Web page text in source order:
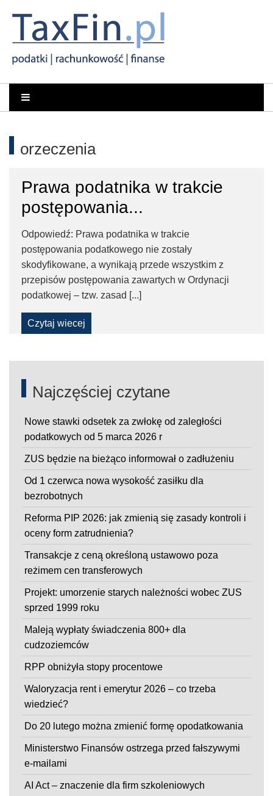
Rachunkowość,
Podatki,
VAT,
Orzeczenia
NSA
WSA
–
Taxfin.pl
Portal
dla
księgowych
orzeczenia
Prawa podatnika w trakcie
postępowania...
Odpowiedź: Prawa podatnika w trakcie
postępowania podatkowego nie zostały
skodyfikowane, a wynikają przede wszystkim z
przepisów postępowania zawartych w Ordynacji
podatkowej – tzw. zasad [...]
Czytaj wiecej
Najczęściej czytane
Nowe stawki odsetek za zwłokę od zaległości
podatkowych od 5 marca 2026 r
ZUS będzie na bieżąco informował o zadłużeniu
Od 1 czerwca nowa wysokość zasiłku dla
bezrobotnych
Reforma PIP 2026: jak zmienią się zasady kontroli i
oceny form zatrudnienia?
Transakcje z ceną określoną ustawowo poza
reżimem cen transferowych
Projekt: umorzenie starych należności wobec ZUS
sprzed 1999 roku
Maleją wypłaty świadczenia 800+ dla
cudzoziemców
RPP obniżyła stopy procentowe
Waloryzacja rent i emerytur 2026 – co trzeba
wiedzieć?
Do 20 lutego można zmienić formę opodatkowania
Ministerstwo Finansów ostrzega przed fałszywymi
e-mailami
AI Act – znaczenie dla firm szkoleniowych